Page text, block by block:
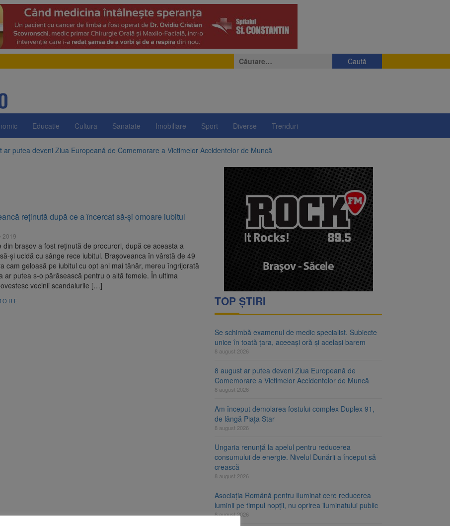
Caută
după:
Educatie Cultura Sanatate Imobiliare Sport Diverse Trenduri
ar putea deveni Ziua Europeană de Comemorare a Victimelor Accidentelor de Muncă
renunță la apelul pentru reducerea consumului de energie. Nivelul Dunării a început să crească
Română pentru Iluminat cere reducerea luminii pe timpul nopții, nu oprirea iluminatului public
pe DN1E Brașov – Poiana Brașov după un accident. Două persoane primesc îngrijiri
examenul de medic specialist. Subiecte unice în toată țara, aceeași oră și același barem
reţinută după ce a încercat să-și omoare iubitul
2019
din braşov a fost reţinută de procurori, după ce aceasta a
şi ucidă cu sânge rece iubitul. Braşoveanca în vârstă de 49
cam geloasă pe iubitul cu opt ani mai tânăr, mereu îngrijorată
ar putea s-o părăsească pentru o altă femeie. În ultima
vecinii scandalurile […]
TOP ȘTIRI
Se schimbă examenul de medic specialist. Subiecte
unice în toată țara, aceeași oră și același barem
8 august 2026
8 august ar putea deveni Ziua Europeană de
Comemorare a Victimelor Accidentelor de Muncă
8 august 2026
Am început demolarea fostului complex Duplex 91,
de lângă Piața Star
8 august 2026
Ungaria renunță la apelul pentru reducerea
consumului de energie. Nivelul Dunării a început să
crească
8 august 2026
Asociația Română pentru Iluminat cere reducerea
luminii pe timpul nopții, nu oprirea iluminatului public
8 august 2026